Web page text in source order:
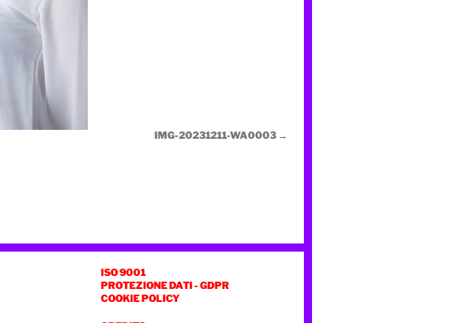
IMG-20231211-WA0003
ISO 9001
PROTEZIONE DATI - GDPR
COOKIE POLICY